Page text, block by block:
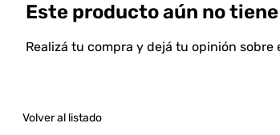
Este producto aún no
Realizá tu compra y dejá tu opinión sobre
Volver al listado